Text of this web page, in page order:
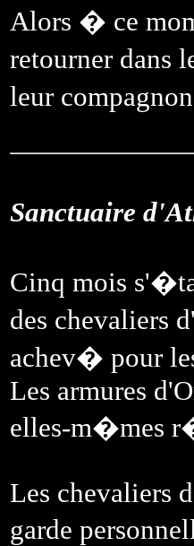
Alors � ce
retourner dans
leur
Sanctuaire
Cinq mois
des chevaliers
achev� pour
Les armures
elles-m�mes
Les chevaliers
garde